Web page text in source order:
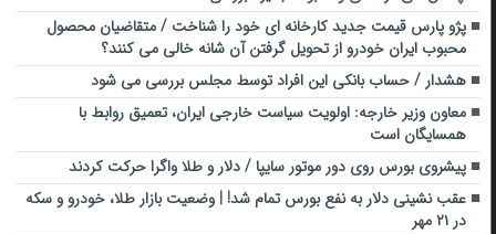
پژو پارس قیمت جدید کارخانه ای خود را شناخت / متقاضیان محصول
محبوب ایران خودرو از تحویل گرفتن آن شانه خالی می کنند؟
هشدار / حساب بانکی این افراد توسط مجلس بررسی می شود
معاون وزیر خارجه: اولویت سیاست خارجی ایران، تعمیق روابط با
همسایگان است
پیشروی بورس روی دور موتور سایپا / دلار و طلا واگرا حرکت کردند
عقب نشینی دلار به نفع بورس تمام شد! | وضعیت بازار طلا، خودرو و سکه
در ۲۱ مهر